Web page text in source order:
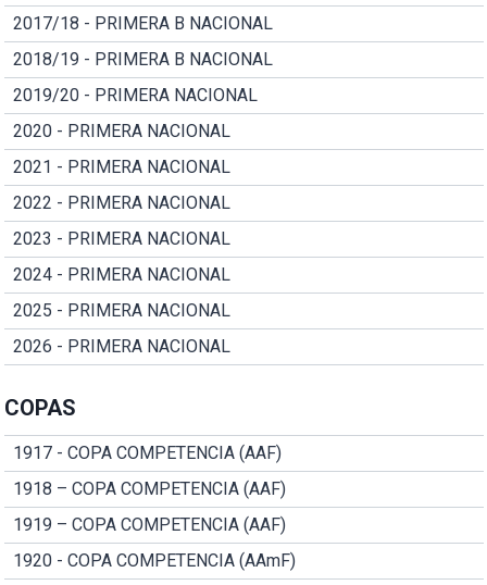
2017/18 - PRIMERA B NACIONAL
2018/19 - PRIMERA B NACIONAL
2019/20 - PRIMERA NACIONAL
2020 - PRIMERA NACIONAL
2021 - PRIMERA NACIONAL
2022 - PRIMERA NACIONAL
2023 - PRIMERA NACIONAL
2024 - PRIMERA NACIONAL
2025 - PRIMERA NACIONAL
2026 - PRIMERA NACIONAL
COPAS
1917 - COPA COMPETENCIA (AAF)
1918 – COPA COMPETENCIA (AAF)
1919 – COPA COMPETENCIA (AAF)
1920 - COPA COMPETENCIA (AAmF)